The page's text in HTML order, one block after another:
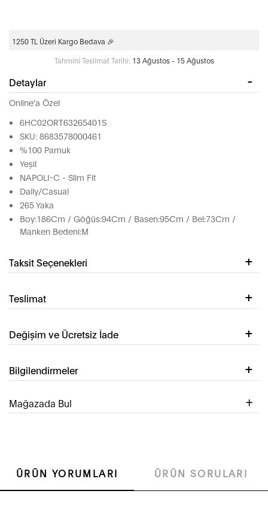
1250 TL Üzeri Kargo Bedava 🎉
Tahmini Teslimat Tarihi: 13 Ağustos - 15 Ağustos
Detaylar
Online'a Özel
6HC02ORT63265401S
SKU: 8683578000461
%100 Pamuk
Yeşil
NAPOLI-C - Slim Fit
Daily/Casual
265 Yaka
Boy:186Cm / Göğüs:94Cm / Basen:95Cm / Bel:73Cm /
Manken Bedeni:M
Taksit Seçenekleri
Teslimat
Değişim ve Ücretsiz İade
Bilgilendirmeler
Mağazada Bul
ÜRÜN YORUMLARI ÜRÜN SORULARI